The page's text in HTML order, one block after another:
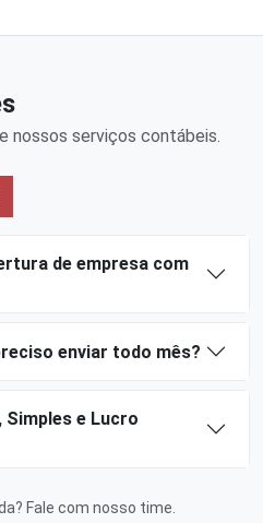
nossos serviços contábeis.
de empresa com
enviar todo mês?
Simples e Lucro
Fale com nosso time.